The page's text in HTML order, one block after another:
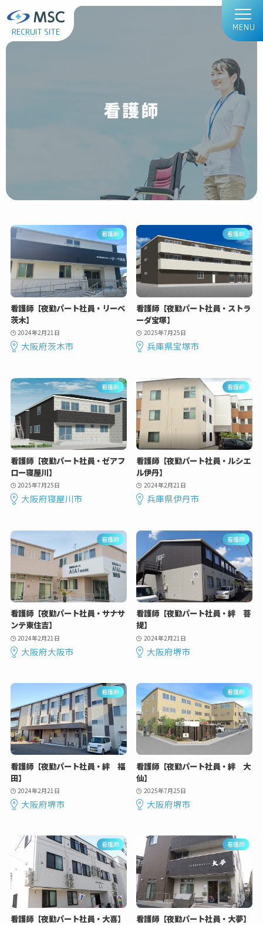
RECRUIT SITE MENU
看護師
看護師
看護師【夜勤パート社員・リーベ
茨木】
2024年2月21日
大阪府茨木市
看護師
看護師【夜勤パート社員・ストラ
ーダ宝塚】
2025年7月25日
兵庫県宝塚市
看護師
看護師【夜勤パート社員・ゼアフ
ロー寝屋川】
2025年7月25日
大阪府寝屋川市
看護師
看護師【夜勤パート社員・ルシエ
ル伊丹】
2024年2月21日
兵庫県伊丹市
看護師
看護師【夜勤パート社員・サナサ
ンテ東住吉】
2024年2月21日
大阪府大阪市
看護師
看護師【夜勤パート社員・絆 菩
提】
2024年2月21日
大阪府堺市
看護師
看護師【夜勤パート社員・絆 福
田】
2024年2月21日
大阪府堺市
看護師
看護師【夜勤パート社員・絆 大
仙】
2025年7月25日
大阪府堺市
看護師
看護師【夜勤パート社員・大喜】
看護師
看護師【夜勤パート社員・大夢】